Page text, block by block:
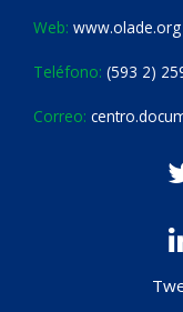
Web: www.olade.org
Teléfono: (593 2)
Correo: